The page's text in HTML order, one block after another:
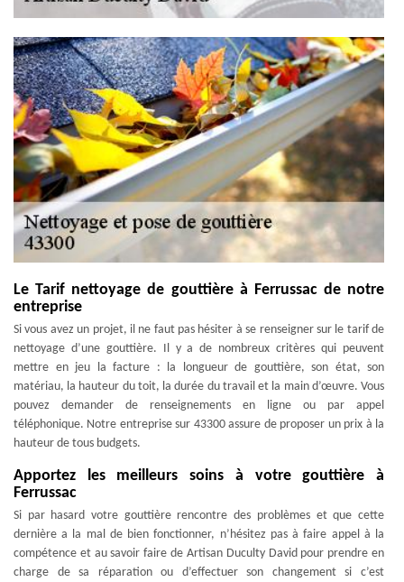
Le Tarif nettoyage de gouttière à Ferrussac de notre
entreprise
Si vous avez un projet, il ne faut pas hésiter à se renseigner sur le tarif de
nettoyage d’une gouttière. Il y a de nombreux critères qui peuvent
mettre en jeu la facture : la longueur de gouttière, son état, son
matériau, la hauteur du toit, la durée du travail et la main d’œuvre. Vous
pouvez demander de renseignements en ligne ou par appel
téléphonique. Notre entreprise sur 43300 assure de proposer un prix à la
hauteur de tous budgets.
Apportez les meilleurs soins à votre gouttière à
Ferrussac
Si par hasard votre gouttière rencontre des problèmes et que cette
dernière a la mal de bien fonctionner, n’hésitez pas à faire appel à la
compétence et au savoir faire de Artisan Duculty David pour prendre en
charge de sa réparation ou d’effectuer son changement si c’est